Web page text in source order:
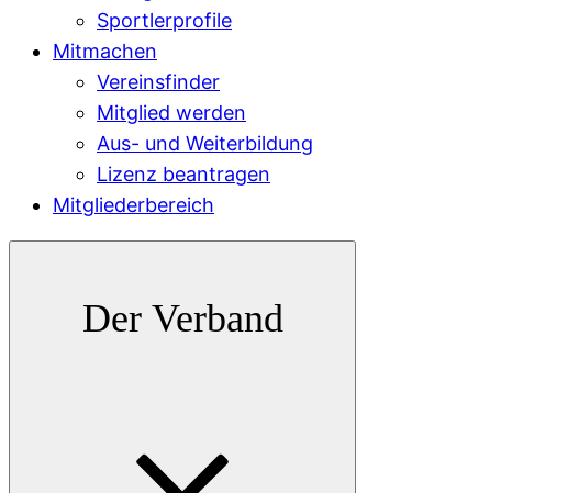
Sportlerprofile
Mitmachen
Vereinsfinder
Mitglied werden
Aus- und Weiterbildung
Lizenz beantragen
Mitgliederbereich
Der Verband